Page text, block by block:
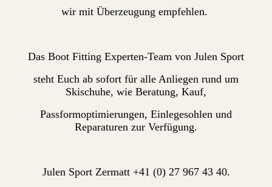
wir mit Überzeugung empfehlen.
Das Boot Fitting Experten-Team von Julen Sport
steht Euch ab sofort für alle Anliegen rund um
Skischuhe, wie Beratung, Kauf,
Passformoptimierungen, Einlegesohlen und
Reparaturen zur Verfügung.
Julen Sport Zermatt +41 (0) 27 967 43 40.